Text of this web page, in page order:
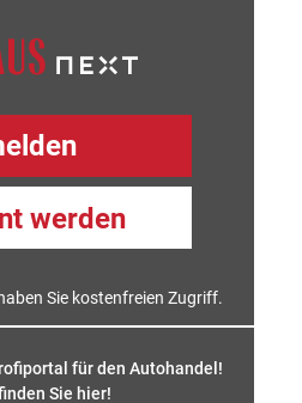
werden
Sie kostenfreien Zugriff.
für den Autohandel!
Sie hier!